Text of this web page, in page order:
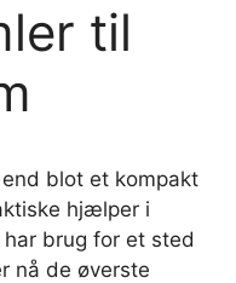
til
blot et kompakt
hjælper i
brug for et sted
nå de øverste